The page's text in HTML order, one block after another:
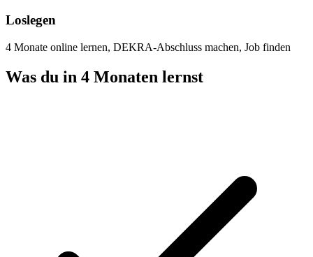
Loslegen
4 Monate online lernen, DEKRA-Abschluss machen, Job finden
Was du in 4 Monaten lernst